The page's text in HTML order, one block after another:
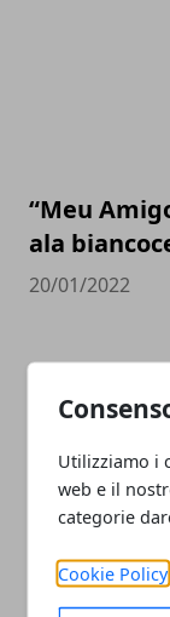
Utilizziamo i
web e il
categorie
Cookie Policy
“Meu
ala
20/01/2022